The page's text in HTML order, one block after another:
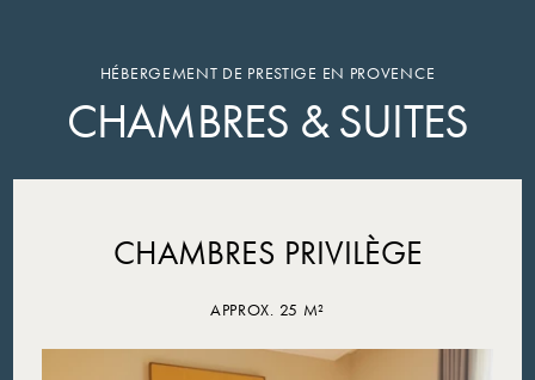
HÉBERGEMENT DE PRESTIGE EN PROVENCE
CHAMBRES & SUITES
CHAMBRES PRIVILÈGE
APPROX. 25 M²